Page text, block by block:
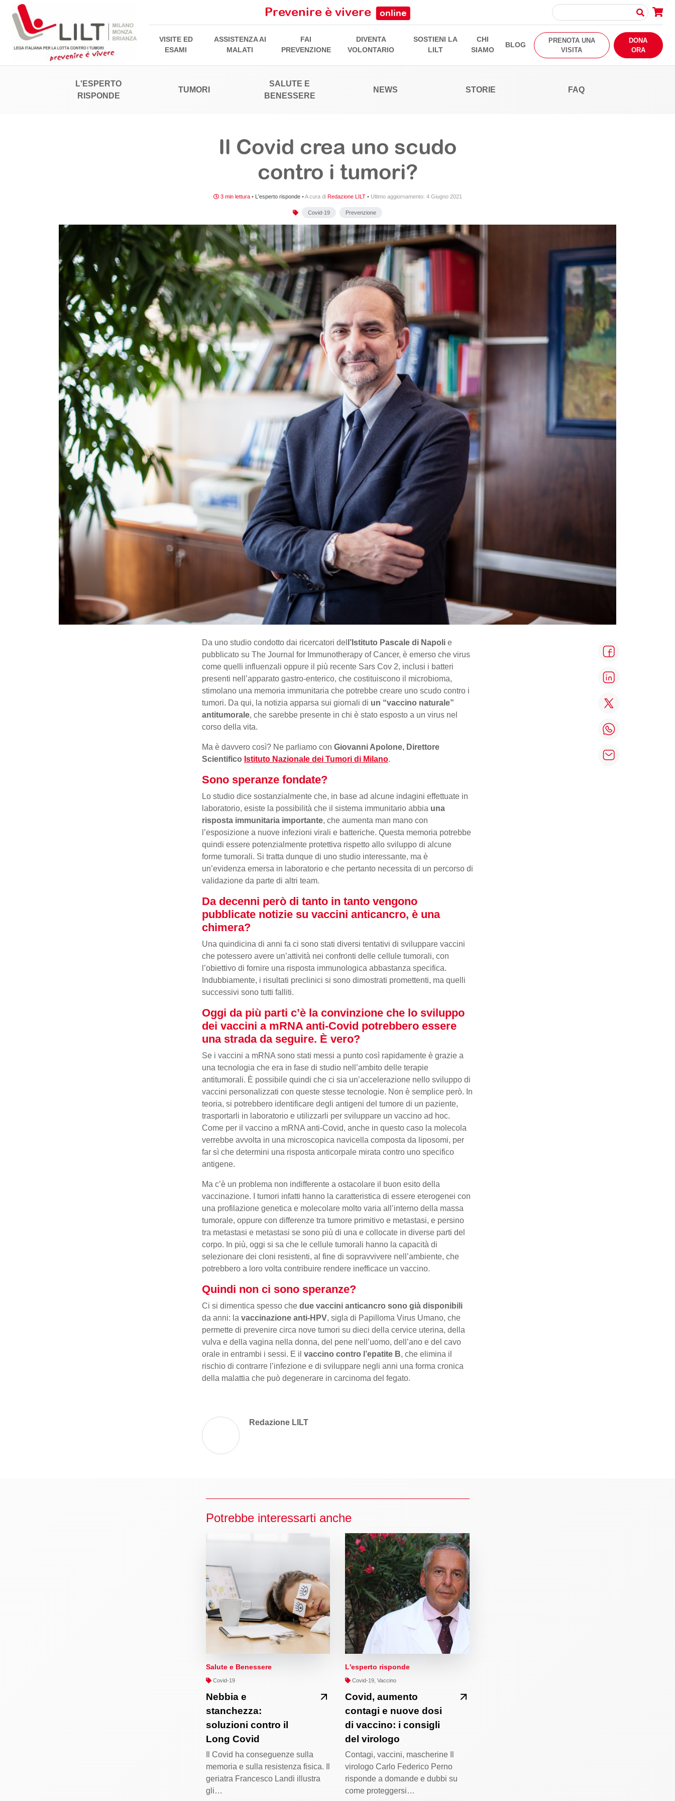
Prevenire è vivere online
VISITE ED
ESAMI
ASSISTENZA AI
MALATI
FAI
PREVENZIONE
DIVENTA
VOLONTARIO
SOSTIENI LA
LILT
CHI
SIAMO
BLOG
PRENOTA UNA
VISITA
DONA
ORA
L'ESPERTO
RISPONDE
TUMORI
SALUTE E
BENESSERE
NEWS STORIE FAQ
Il Covid crea uno scudo
contro i tumori?
3 min lettura • L'esperto risponde • A cura di Redazione LILT • Ultimo aggiornamento: 4 Giugno 2021
Covid-19 Prevenzione
Da uno studio condotto dai ricercatori del l’Istituto Pascale di Napoli e
pubblicato su The Journal for Immunotherapy of Cancer, è emerso che virus
come quelli influenzali oppure il più recente Sars Cov 2, inclusi i batteri
presenti nell’apparato gastro-enterico, che costituiscono il microbioma,
stimolano una memoria immunitaria che potrebbe creare uno scudo contro i
tumori. Da qui, la notizia apparsa sui giornali di un “vaccino naturale”
antitumorale, che sarebbe presente in chi è stato esposto a un virus nel
corso della vita.
Ma è davvero così? Ne parliamo con Giovanni Apolone, Direttore
Scientifico Istituto Nazionale dei Tumori di Milano.
Sono speranze fondate?
Lo studio dice sostanzialmente che, in base ad alcune indagini effettuate in
laboratorio, esiste la possibilità che il sistema immunitario abbia una
risposta immunitaria importante, che aumenta man mano con
l’esposizione a nuove infezioni virali e batteriche. Questa memoria potrebbe
quindi essere potenzialmente protettiva rispetto allo sviluppo di alcune
forme tumorali. Si tratta dunque di uno studio interessante, ma è
un’evidenza emersa in laboratorio e che pertanto necessita di un percorso di
validazione da parte di altri team.
Da decenni però di tanto in tanto vengono
pubblicate notizie su vaccini anticancro, è una
chimera?
Una quindicina di anni fa ci sono stati diversi tentativi di sviluppare vaccini
che potessero avere un’attività nei confronti delle cellule tumorali, con
l’obiettivo di fornire una risposta immunologica abbastanza specifica.
Indubbiamente, i risultati preclinici si sono dimostrati promettenti, ma quelli
successivi sono tutti falliti.
Oggi da più parti c’è la convinzione che lo sviluppo
dei vaccini a mRNA anti-Covid potrebbero essere
una strada da seguire. È vero?
Se i vaccini a mRNA sono stati messi a punto così rapidamente è grazie a
una tecnologia che era in fase di studio nell’ambito delle terapie
antitumorali. È possibile quindi che ci sia un’accelerazione nello sviluppo di
vaccini personalizzati con queste stesse tecnologie. Non è semplice però. In
teoria, si potrebbero identificare degli antigeni del tumore di un paziente,
trasportarli in laboratorio e utilizzarli per sviluppare un vaccino ad hoc.
Come per il vaccino a mRNA anti-Covid, anche in questo caso la molecola
verrebbe avvolta in una microscopica navicella composta da liposomi, per
far sì che determini una risposta anticorpale mirata contro uno specifico
antigene.
Ma c’è un problema non indifferente a ostacolare il buon esito della
vaccinazione. I tumori infatti hanno la caratteristica di essere eterogenei con
una profilazione genetica e molecolare molto varia all’interno della massa
tumorale, oppure con differenze tra tumore primitivo e metastasi, e persino
tra metastasi e metastasi se sono più di una e collocate in diverse parti del
corpo. In più, oggi si sa che le cellule tumorali hanno la capacità di
selezionare dei cloni resistenti, al fine di sopravvivere nell’ambiente, che
potrebbero a loro volta contribuire rendere inefficace un vaccino.
Quindi non ci sono speranze?
Ci si dimentica spesso che due vaccini anticancro sono già disponibili
da anni: la vaccinazione anti-HPV, sigla di Papilloma Virus Umano, che
permette di prevenire circa nove tumori su dieci della cervice uterina, della
vulva e della vagina nella donna, del pene nell’uomo, dell’ano e del cavo
orale in entrambi i sessi. E il vaccino contro l’epatite B, che elimina il
rischio di contrarre l’infezione e di sviluppare negli anni una forma cronica
della malattia che può degenerare in carcinoma del fegato.
Redazione LILT
Potrebbe interessarti anche
Salute e Benessere
Covid-19
Nebbia e
stanchezza:
soluzioni contro il
Long Covid
Il Covid ha conseguenze sulla
memoria e sulla resistenza fisica. Il
geriatra Francesco Landi illustra
gli…
L'esperto risponde
Covid-19, Vaccino
Covid, aumento
contagi e nuove dosi
di vaccino: i consigli
del virologo
Contagi, vaccini, mascherine Il
virologo Carlo Federico Perno
risponde a domande e dubbi su
come proteggersi…